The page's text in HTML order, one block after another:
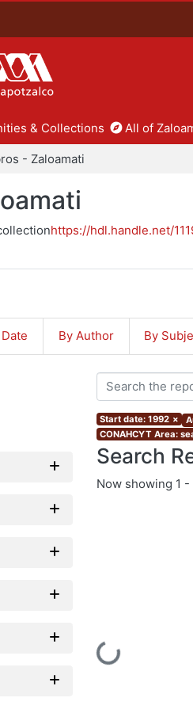
& Collections All of
- Zaloamati
https://hdl.handle.net/
By Author By
Start date: 1992 ×
CONAHCYT Area:
Search
Now showing 1 -
Loading...